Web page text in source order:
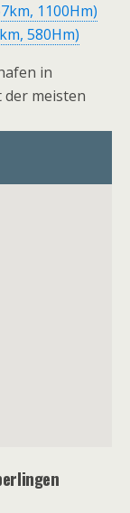
1100Hm)
580Hm)
in
meisten